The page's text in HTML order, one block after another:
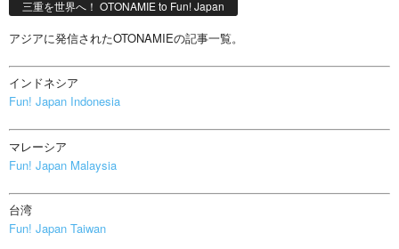
三重を世界へ！ OTONAMIE to Fun! Japan
アジアに発信されたOTONAMIEの記事一覧。
インドネシア
Fun! Japan Indonesia
マレーシア
Fun! Japan Malaysia
台湾
Fun! Japan Taiwan